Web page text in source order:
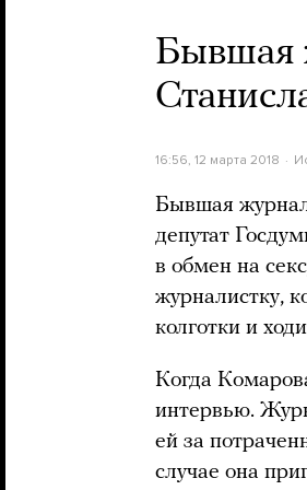
Бывшая
16:56, 12 марта 2018
Бывшая
депутат
в обмен на
журналистку,
колготки и
Когда
интервью.
ей за
случае она